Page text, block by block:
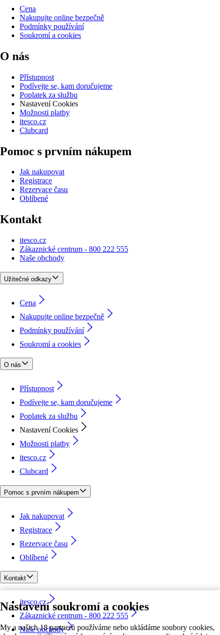
Nastavení soukromí a cookies
My a našich 18 partnerů používáme nebo ukládáme soubory cookies,
Cena
Nakupujte online bezpečně
Podmínky používání
Soukromí a cookies
O nás
Přístupnost
Podívejte se, kam doručujeme
Poplatek za službu
Nastavení Cookies
Možnosti platby
itesco.cz
Clubcard
Pomoc s prvním nákupem
Jak nakupovat
Registrace
Rezervace času
Oblíbené
Kontakt
itesco.cz
Zákaznické centrum - 800 222 555
Naše obchody
Užitečné odkazy
Cena
Nakupujte online bezpečně
Podmínky používání
Soukromí a cookies
O nás
Přístupnost
Podívejte se, kam doručujeme
Poplatek za službu
Nastavení Cookies
Možnosti platby
itesco.cz
Clubcard
Pomoc s prvním nákupem
Jak nakupovat
Registrace
Rezervace času
Oblíbené
Kontakt
itesco.cz
Zákaznické centrum - 800 222 555
Naše obchody